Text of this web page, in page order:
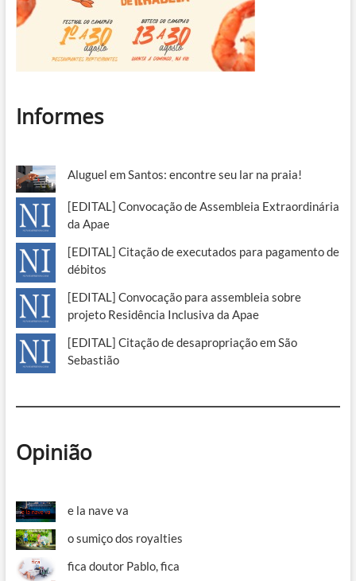
Informes
Aluguel em Santos: encontre seu lar na praia!
[EDITAL] Convocação de Assembleia Extraordinária
da Apae
[EDITAL] Citação de executados para pagamento de
débitos
[EDITAL] Convocação para assembleia sobre
projeto Residência Inclusiva da Apae
[EDITAL] Citação de desapropriação em São
Sebastião
Opinião
e la nave va
o sumiço dos royalties
fica doutor Pablo, fica